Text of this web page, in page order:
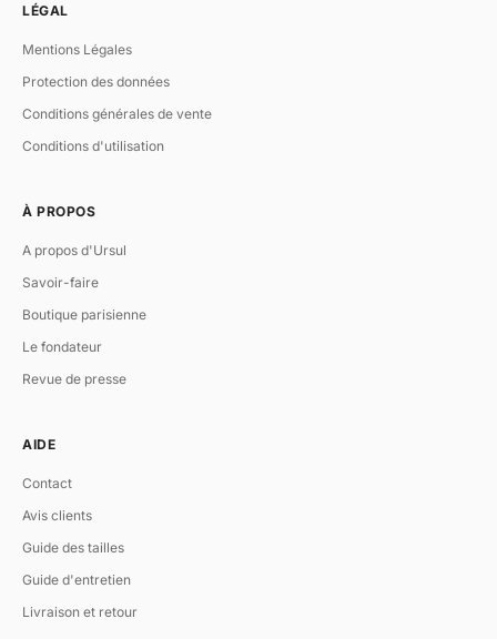
LÉGAL
Mentions Légales
Protection des données
Conditions générales de vente
Conditions d'utilisation
À PROPOS
A propos d'Ursul
Savoir-faire
Boutique parisienne
Le fondateur
Revue de presse
AIDE
Contact
Avis clients
Guide des tailles
Guide d'entretien
Livraison et retour